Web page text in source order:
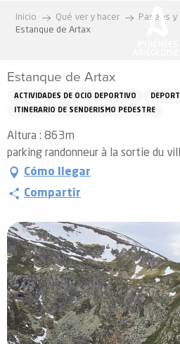
Inicio Qué ver y hacer
Paseos y
Estanque de Artax
Estanque de Artax
ACTIVIDADES DE OCIO DEPORTIVO
ITINERARIO DE SENDERISMO PEDESTRE
Altura : 863m
parking randonneur à la sortie du
Cómo llegar
Compartir